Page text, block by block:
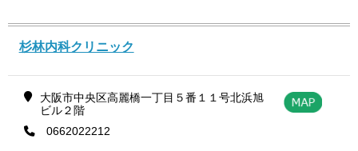
杉林内科クリニック
大阪市中央区高麗橋一丁目５番１１号北浜旭
ビル２階
0662022212